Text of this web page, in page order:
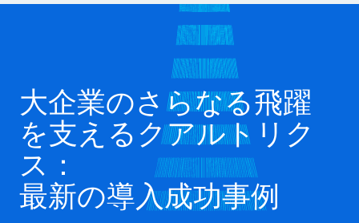
大企業のさらなる飛躍
を支えるクアルトリク
ス：
最新の導入成功事例